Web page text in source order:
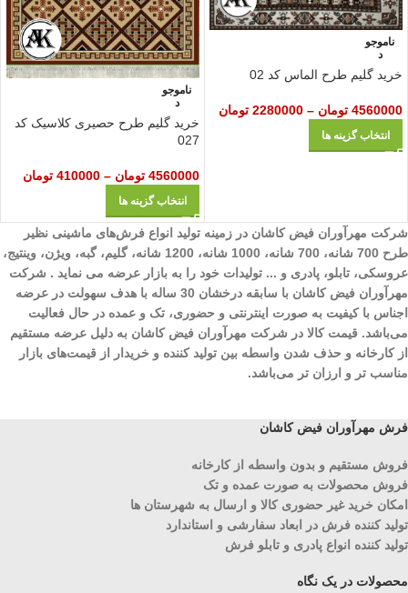
ناموجو
د
خرید گلیم طرح الماس کد 02
4560000 تومان –
2280000 تومان
انتخاب گزینه ها
ناموجو
د
خرید گلیم طرح حصیری کلاسیک کد
027
4560000 تومان –
410000 تومان
انتخاب گزینه ها
شرکت مهرآوران فیض کاشان در زمینه تولید انواع فرش‌های ماشینی نظیر
طرح 700 شانه، 700 شانه، 1000 شانه، 1200 شانه، گلیم، گبه، ویژن، وینتیج،
عروسکی، تابلو، پادری و ... تولیدات خود را به بازار عرضه می نماید . شرکت
مهرآوران فیض کاشان با سابقه درخشان 30 ساله با هدف سهولت در عرضه
اجناس با کیفیت به صورت اینترنتی و حضوری، تک و عمده در حال فعالیت
می‌باشد. قیمت کالا در شرکت مهرآوران فیض کاشان به دلیل عرضه مستقیم
از کارخانه و حذف شدن واسطه بین تولید کننده و خریدار از قیمت‌های بازار
مناسب تر و ارزان تر می‌باشد.
فرش مهرآوران فیض کاشان
فروش مستقیم و بدون واسطه از کارخانه
فروش محصولات به صورت عمده و تک
امکان خرید غیر حضوری کالا و ارسال به شهرستان ها
تولید کننده فرش در ابعاد سفارشی و استاندارد
تولید کننده انواع پادری و تابلو فرش
محصولات در یک نگاه